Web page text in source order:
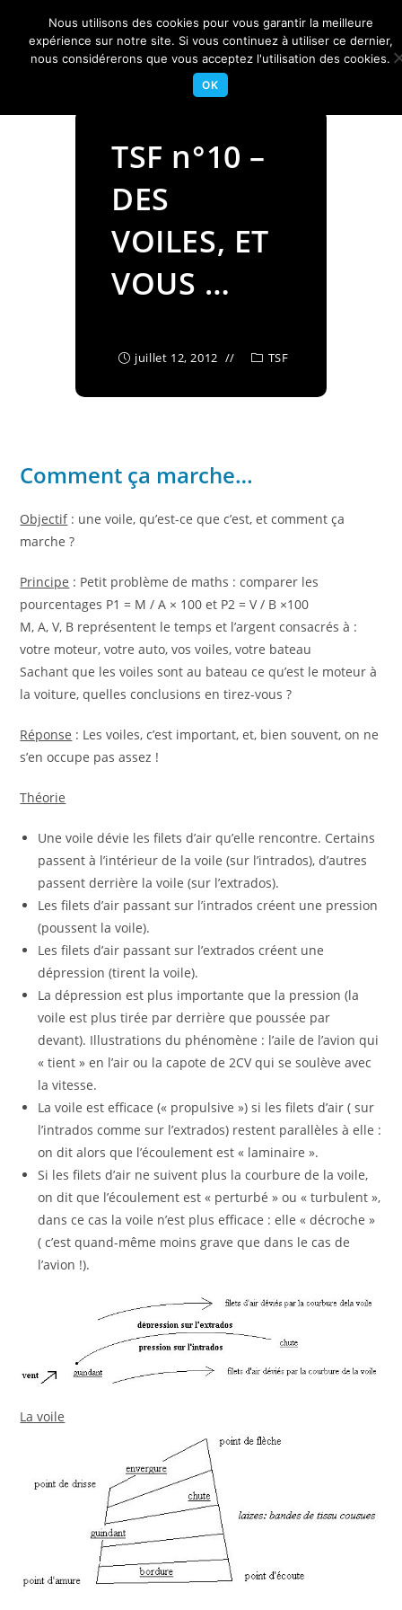
contentCentre Nautique Sèvre et Loire Menu
TSF n°10 –
DES
VOILES, ET
VOUS …
juillet 12, 2012 TSF
Comment ça marche…
Objectif: une voile, qu’est-ce que c’est, et comment ça
marche ?
Principe : Petit problème de maths : comparer les
pourcentages P1 = M / A × 100 et P2 = V / B ×100
M, A, V, B représentent le temps et l’argent consacrés à :
votre moteur, votre auto, vos voiles, votre bateau
Sachant que les voiles sont au bateau ce qu’est le moteur à
la voiture, quelles conclusions en tirez-vous ?
Réponse : Les voiles, c’est important, et, bien souvent, on ne
s’en occupe pas assez !
Théorie
Une voile dévie les filets d’air qu’elle rencontre. Certains
passent à l’intérieur de la voile (sur l’intrados), d’autres
passent derrière la voile (sur l’extrados).
Les filets d’air passant sur l’intrados créent une pression
(poussent la voile).
Les filets d’air passant sur l’extrados créent une
dépression (tirent la voile).
La dépression est plus importante que la pression (la
voile est plus tirée par derrière que poussée par
devant). Illustrations du phénomène : l’aile de l’avion qui
« tient » en l’air ou la capote de 2CV qui se soulève avec
la vitesse.
La voile est efficace (« propulsive ») si les filets d’air ( sur
l’intrados comme sur l’extrados) restent parallèles à elle :
on dit alors que l’écoulement est « laminaire ».
Si les filets d’air ne suivent plus la courbure de la voile,
on dit que l’écoulement est « perturbé » ou « turbulent »,
dans ce cas la voile n’est plus efficace : elle « décroche »
( c’est quand-même moins grave que dans le cas de
l’avion !).
La voile
Nous utilisons des cookies pour vous garantir la meilleure
expérience sur notre site. Si vous continuez à utiliser ce dernier,
nous considérerons que vous acceptez l'utilisation des cookies.
OK